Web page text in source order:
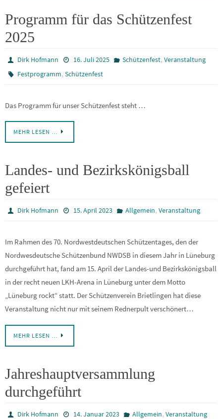
Programm für das Schützenfest
2025
Dirk Hofmann 16. Juli 2025 Schützenfest, Veranstaltung
Festprogramm,Schützenfest
Das Programm für unser Schützenfest steht …
MEHR LESEN …
Landes- und Bezirkskönigsball
gefeiert
Dirk Hofmann 15. April 2023 Allgemein, Veranstaltung
Im Rahmen des 70. Nordwestdeutschen Schützentages, den der
Nordwesdeutsche Schützenbund NWDSB in diesem Jahr in Lüneburg
durchgeführt hat, fand am 15. April der Landes-und Bezirkskönigsball
in der recht neuen LKH-Arena in Lüneburg unter dem Motto
„Lüneburg rockt“ statt. Der Schützenverein Brietlingen hat diese
Veranstaltung nicht nur mit seinem Rednerpult verschönert…
MEHR LESEN …
Jahreshauptversammlung
durchgeführt
Dirk Hofmann 14. Januar 2023 Allgemein, Veranstaltung